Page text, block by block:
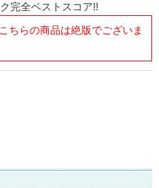
完全ベストスコア!!
ちらの商品は絶版でございま